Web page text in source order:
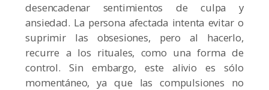
desencadenar sentimientos de culpa y
ansiedad. La persona afectada intenta evitar o
suprimir las obsesiones, pero al hacerlo,
recurre a los rituales, como una forma de
control. Sin embargo, este alivio es sólo
momentáneo, ya que las compulsiones no